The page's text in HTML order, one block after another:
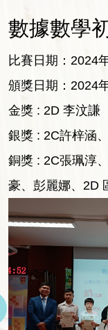
數據數學
比賽日期：2024
頒獎日期：2024
金獎 : 2D 李汶謙
銀獎 : 2C許梓涵
銅獎 : 2C張珮淳
豪、彭麗娜、2D